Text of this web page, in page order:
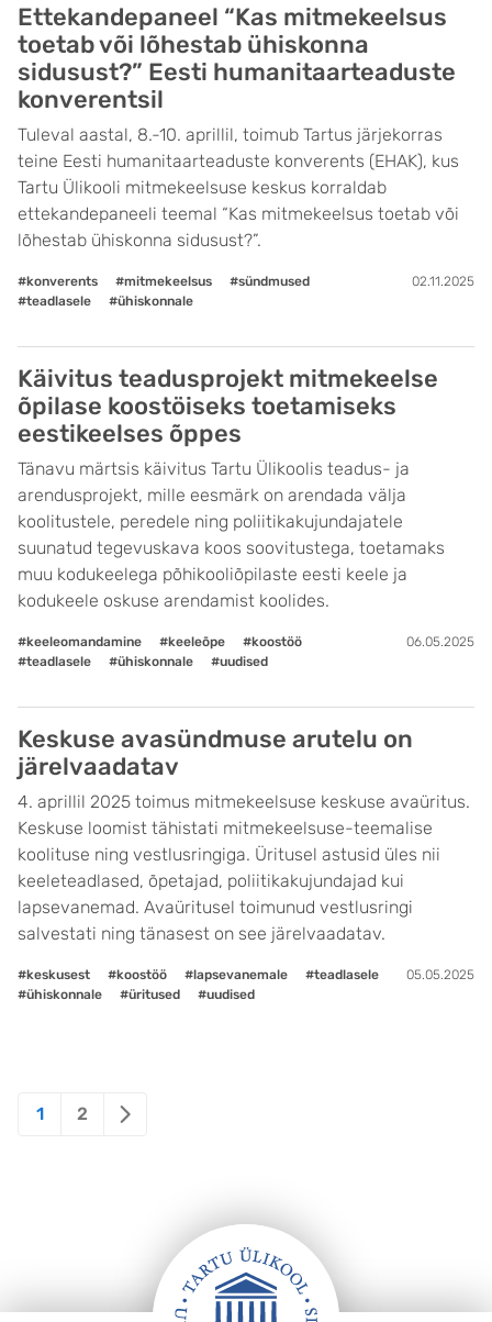
Ettekandepaneel “Kas mitmekeelsus
toetab või lõhestab ühiskonna
sidusust?” Eesti humanitaarteaduste
konverentsil
Tuleval aastal, 8.-10. aprillil, toimub Tartus järjekorras
teine Eesti humanitaarteaduste konverents (EHAK), kus
Tartu Ülikooli mitmekeelsuse keskus korraldab
ettekandepaneeli teemal “Kas mitmekeelsus toetab või
lõhestab ühiskonna sidusust?”.
#konverents #mitmekeelsus
#sündmused
#teadlasele
#ühiskonnale
02.11.2025
Käivitus teadusprojekt mitmekeelse
õpilase koostöiseks toetamiseks
eestikeelses õppes
Tänavu märtsis käivitus Tartu Ülikoolis teadus- ja
arendusprojekt, mille eesmärk on arendada välja
koolitustele, peredele ning poliitikakujundajatele
suunatud tegevuskava koos soovitustega, toetamaks
muu kodukeelega põhikooliõpilaste eesti keele ja
kodukeele oskuse arendamist koolides.
#keeleomandamine #keeleõpe
#koostöö
#teadlasele
#ühiskonnale #uudised
06.05.2025
Keskuse avasündmuse arutelu on
järelvaadatav
4. aprillil 2025 toimus mitmekeelsuse keskuse avaüritus.
Keskuse loomist tähistati mitmekeelsuse-teemalise
koolituse ning vestlusringiga. Üritusel astusid üles nii
keeleteadlased, õpetajad, poliitikakujundajad kui
lapsevanemad. Avaüritusel toimunud vestlusringi
salvestati ning tänasest on see järelvaadatav.
#keskusest #koostöö #lapsevanemale
#teadlasele
#ühiskonnale
#üritused #uudised
05.05.2025
Posts
1 2